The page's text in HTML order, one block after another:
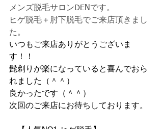
メンズ脱毛サロンDENです。
ヒゲ脱毛＋肘下脱毛でご来店頂きまし
た。
いつもご来店ありがとうございま
す！！
髭剃りが楽になっていると喜んでおら
れました（＾＾）
良かったです（＾＾）
次回のご来店にお待ちしております。